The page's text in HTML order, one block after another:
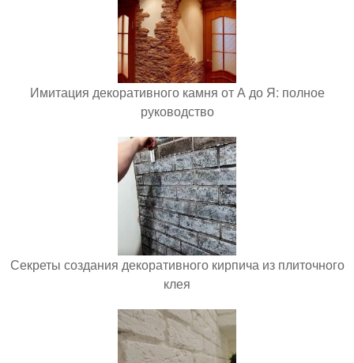
Имитация декоративного камня от А до Я: полное
руководство
Секреты создания декоративного кирпича из плиточного
клея